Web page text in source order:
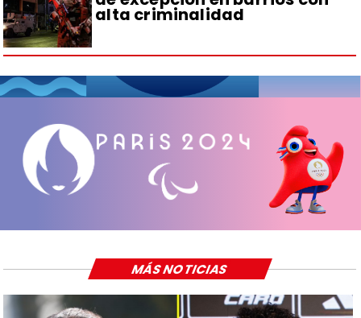
alta criminalidad
MÁS NOTICIAS